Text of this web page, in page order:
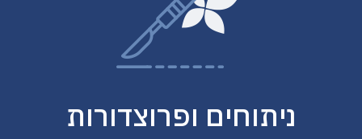
ניתוחים ופרוצדורות